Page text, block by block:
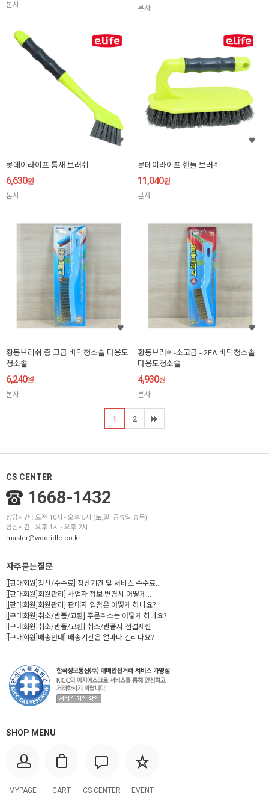
본사 본사
롯데이라이프 틈새 브러쉬
6,630원
본사
롯데이라이프 핸들 브러쉬
11,040원
본사
황동브러쉬 중 고급 바닥청소솔 다용도
청소솔
6,240원
본사
황동브러쉬-소고급 - 2EA 바닥청소솔
다용도청소솔
4,930원
본사
1 2
CS CENTER
1668-1432
상담시간 : 오전 10시 - 오후 5시 (토,일, 공휴일 휴무)
점심시간 : 오후 1시 - 오후 2시
master@wooridle.co.kr
자주묻는질문
[[판매회원]정산/수수료] 정산기간 및 서비스 수수료...
[[판매회원]회원관리] 사업자 정보 변경시 어떻게...
[[판매회원]회원관리] 판매자 입점은 어떻게 하나요?
[[구매회원]취소/반품/교환] 주문취소는 어떻게 하나요?
[[구매회원]취소/반품/교환] 취소/반품시 선결제한 ...
[[구매회원]배송안내] 배송기간은 얼마나 걸리나요?
SHOP MENU
MYPAGE CART CS CENTER EVENT